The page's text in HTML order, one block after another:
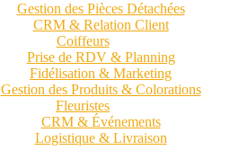
Gestion des Pièces Détachées
CRM & Relation Client
Coiffeurs
Prise de RDV & Planning
Fidélisation & Marketing
Gestion des Produits & Colorations
Fleuristes
CRM & Événements
Logistique & Livraison